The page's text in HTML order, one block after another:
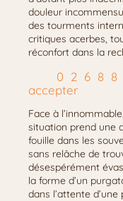
douleur
des tourments
critiques acerbes,
réconfort dans la
accepter
Face à
situation prend une
fouille dans les
sans relâche de
désespérément
la forme d’un
dans l’attente